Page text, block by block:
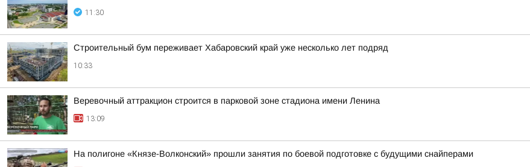
11:30
Строительный бум переживает Хабаровский край уже несколько лет подряд
10:33
Веревочный аттракцион строится в парковой зоне стадиона имени Ленина
13:09
На полигоне «Князе-Волконский» прошли занятия по боевой подготовке с будущими снайперами